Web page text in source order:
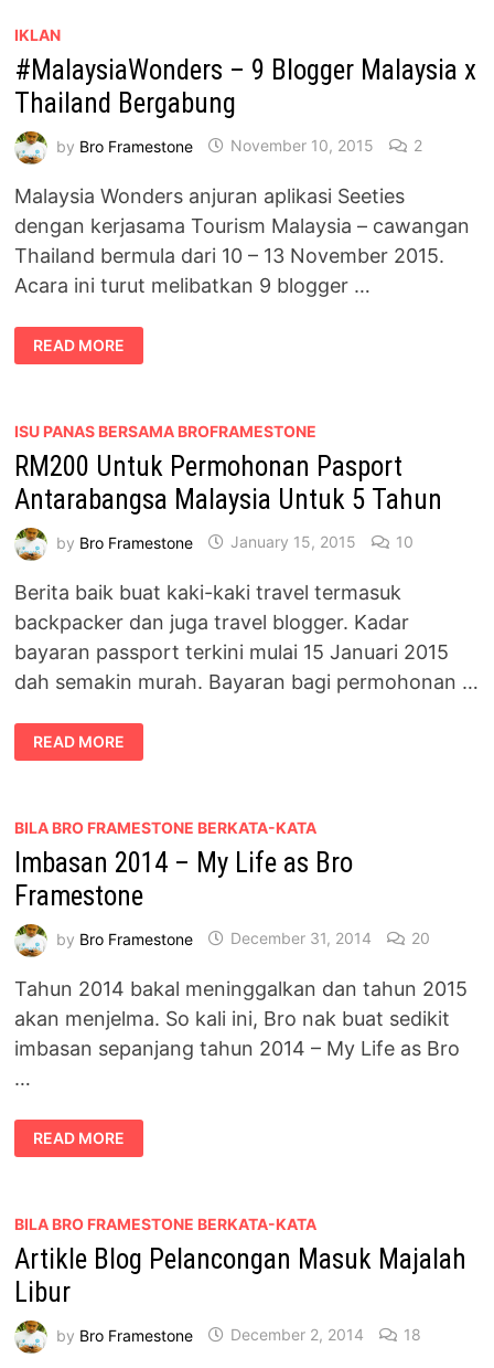
BLOGGER
IKLAN
#MalaysiaWonders – 9 Blogger Malaysia x
Thailand Bergabung
by Bro Framestone November 10, 2015 2
Malaysia Wonders anjuran aplikasi Seeties
dengan kerjasama Tourism Malaysia – cawangan
Thailand bermula dari 10 – 13 November 2015.
Acara ini turut melibatkan 9 blogger …
#MALAYSIAWONDERS
–
9
THAILAND
READ MORE
ISU PANAS BERSAMA BROFRAMESTONE
RM200 Untuk Permohonan Pasport
Antarabangsa Malaysia Untuk 5 Tahun
by Bro Framestone January 15, 2015 10
Berita baik buat kaki-kaki travel termasuk
backpacker dan juga travel blogger. Kadar
bayaran passport terkini mulai 15 Januari 2015
dah semakin murah. Bayaran bagi permohonan …
RM200
UNTUK
PERMOHONAN
UNTUK
TAHUN
READ MORE
BILA BRO FRAMESTONE BERKATA-KATA
Imbasan 2014 – My Life as Bro
Framestone
by Bro Framestone December 31, 2014 20
Tahun 2014 bakal meninggalkan dan tahun 2015
akan menjelma. So kali ini, Bro nak buat sedikit
imbasan sepanjang tahun 2014 – My Life as Bro
…
IMBASAN
2014
–
BRO
READ MORE
BILA BRO FRAMESTONE BERKATA-KATA
Artikle Blog Pelancongan Masuk Majalah
Libur
by Bro Framestone December 2, 2014 18